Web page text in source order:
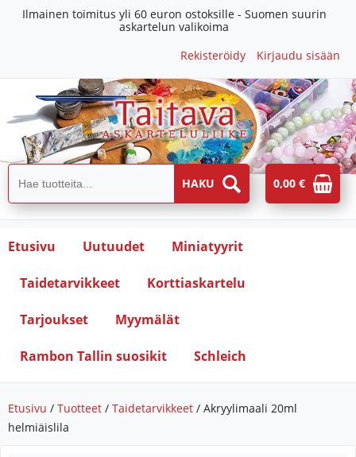
Ilmainen toimitus yli 60 euron ostoksille - Suomen suurin
askartelun valikoima
Rekisteröidy
Kirjaudu sisään
0,00 €
Etusivu Uutuudet Miniatyyrit
Taidetarvikkeet Korttiaskartelu
Tarjoukset Myymälät
Rambon Tallin suosikit Schleich
Etusivu / Tuotteet / Taidetarvikkeet / Akryylimaali 20ml
helmiäislila